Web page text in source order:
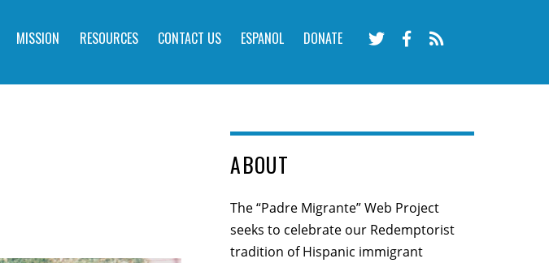
MISSION RESOURCES CONTACT US ESPANOL DONATE
ABOUT
The “Padre Migrante” Web Project
seeks to celebrate our Redemptorist
tradition of Hispanic immigrant